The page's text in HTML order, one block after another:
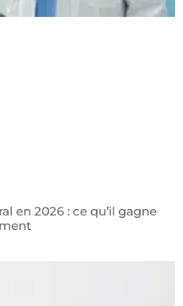
en 2026 : ce qu’il gagne